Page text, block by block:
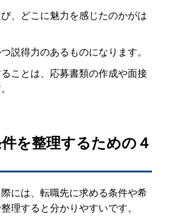
、どこに魅力を感じたのかがは
説得力のあるものになります。
ことは、応募書類の作成や面接
を整理するための４
には、転職先に求める条件や希
理すると分かりやすいです。